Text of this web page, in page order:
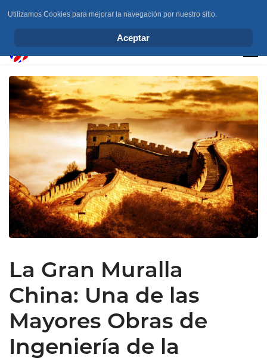
La Gran Muralla
China: Una de las
Mayores Obras de
Ingeniería de la
Utilizamos Cookies para mejorar la navegación por nuestro sitio.
Aceptar